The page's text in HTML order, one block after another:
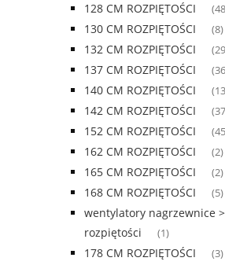
128 CM ROZPIĘTOŚCI
130 CM ROZPIĘTOŚCI (8)
132 CM ROZPIĘTOŚCI
137 CM ROZPIĘTOŚCI
140 CM ROZPIĘTOŚCI
142 CM ROZPIĘTOŚCI
152 CM ROZPIĘTOŚCI
162 CM ROZPIĘTOŚCI (2)
165 CM ROZPIĘTOŚCI (2)
168 CM ROZPIĘTOŚCI (5)
wentylatory nagrzewnice
rozpiętości
(1)
178 CM ROZPIĘTOŚCI (3)